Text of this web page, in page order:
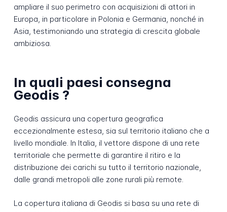
ampliare il suo perimetro con acquisizioni di attori in
Europa, in particolare in Polonia e Germania, nonché in
Asia, testimoniando una strategia di crescita globale
ambiziosa.
In quali paesi consegna
Geodis ?
Geodis assicura una copertura geografica
eccezionalmente estesa, sia sul territorio italiano che a
livello mondiale. In Italia, il vettore dispone di una rete
territoriale che permette di garantire il ritiro e la
distribuzione dei carichi su tutto il territorio nazionale,
dalle grandi metropoli alle zone rurali più remote.
La copertura italiana di Geodis si basa su una rete di